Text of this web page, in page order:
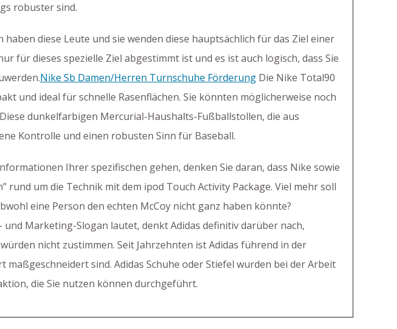
robuster sind.
diese Leute und sie wenden diese hauptsächlich für das Ziel einer
für dieses spezielle Ziel abgestimmt ist und es ist auch logisch, dass Sie
Nike Sb Damen/Herren Turnschuhe Förderung Die Nike Total90
und ideal für schnelle Rasenflächen. Sie könnten möglicherweise noch
dunkelfarbigen Mercurial-Haushalts-Fußballstollen, die aus
Kontrolle und einen robusten Sinn für Baseball.
Ihrer spezifischen gehen, denken Sie daran, dass Nike sowie
um die Technik mit dem ipod Touch Activity Package. Viel mehr soll
eine Person den echten McCoy nicht ganz haben könnte?
und Marketing-Slogan lautet, denkt Adidas definitiv darüber nach,
nicht zustimmen. Seit Jahrzehnten ist Adidas führend in der
sind. Adidas Schuhe oder Stiefel wurden bei der Arbeit
die Sie nutzen können durchgeführt.